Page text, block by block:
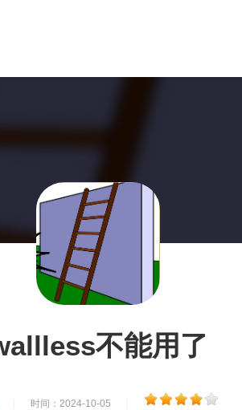
不能用了
时间：2024-10-05